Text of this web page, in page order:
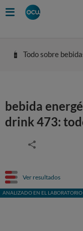
Todo sobre
bebida
drink 473:
Ver resultados
ANALIZADO EN EL LABORATORIO